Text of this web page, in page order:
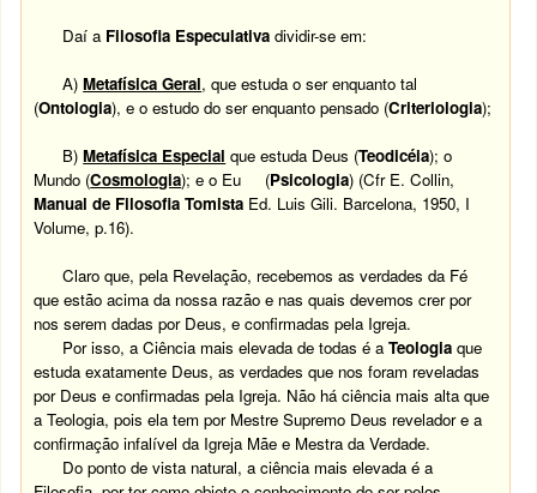
Daí a Filosofia Especulativa dividir-se em:
A)Metafísica Geral, que estuda o ser enquanto tal
(Ontologia), e o estudo do ser enquanto pensado (Criteriologia);
B)Metafísica Especial que estuda Deus (Teodicéia); o
Mundo (Cosmologia); e o Eu (Psicologia) (Cfr E. Collin,
Manual de Filosofia Tomista Ed. Luis Gili. Barcelona, 1950, I
Volume, p.16).
Claro que, pela Revelação, recebemos as verdades da Fé
que estão acima da nossa razão e nas quais devemos crer por
nos serem dadas por Deus, e confirmadas pela Igreja.
Por isso, a Ciência mais elevada de todas é aTeologia que
estuda exatamente Deus, as verdades que nos foram reveladas
por Deus e confirmadas pela Igreja. Não há ciência mais alta que
a Teologia, pois ela tem por Mestre Supremo Deus revelador e a
confirmação infalível da Igreja Mãe e Mestra da Verdade.
Do ponto de vista natural, a ciência mais elevada é a